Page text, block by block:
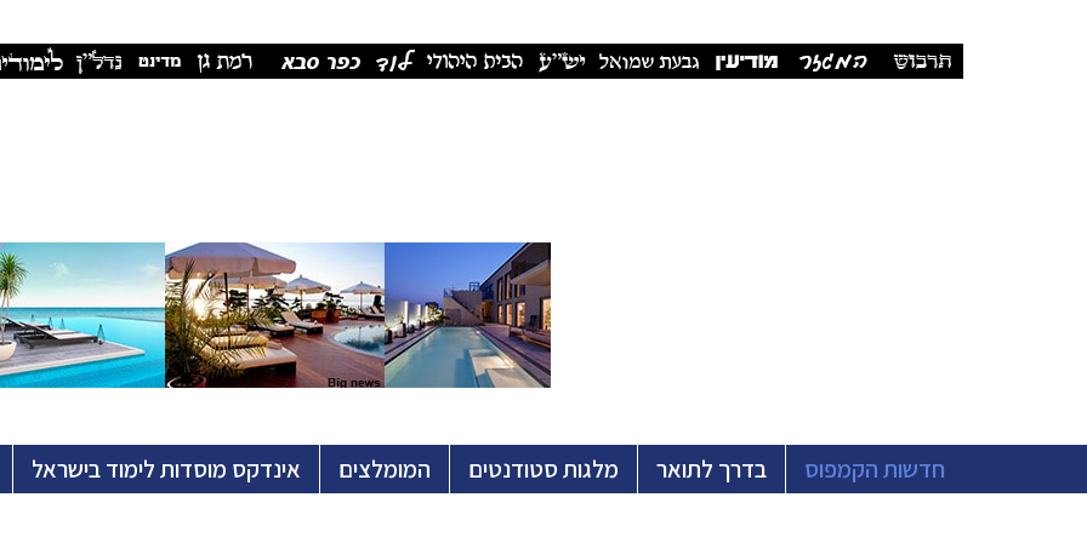
חדשות הקמפוס בדרך לתואר מלגות סטודנטים המומלצים אינדקס מוסדות לימוד בישראל